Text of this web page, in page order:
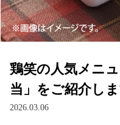
鶏笑の人気メニ
当」をご紹介し
2026.03.06